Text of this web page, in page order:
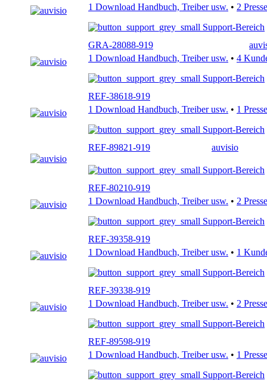
1 Download Handbuch, Treiber usw. • 2
Support-Bereich
GRA-28088-919
1 Download Handbuch, Treiber usw. • 4
Support-Bereich
REF-38618-919
1 Download Handbuch, Treiber usw. • 1
Support-Bereich
REF-89821-919
auvisio
Support-Bereich
REF-80210-919
1 Download Handbuch, Treiber usw. • 2
Support-Bereich
REF-39358-919
1 Download Handbuch, Treiber usw. • 1
Support-Bereich
REF-39338-919
1 Download Handbuch, Treiber usw. • 2
Support-Bereich
REF-89598-919
1 Download Handbuch, Treiber usw. • 1
Support-Bereich